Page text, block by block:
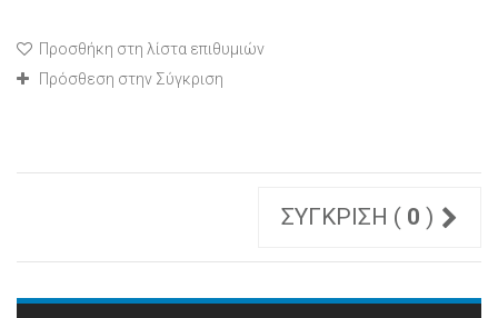
Προσθήκη στη λίστα επιθυμιών
Πρόσθεση στην Σύγκριση
ΣΎΓΚΡΙΣΗ ( 0 )